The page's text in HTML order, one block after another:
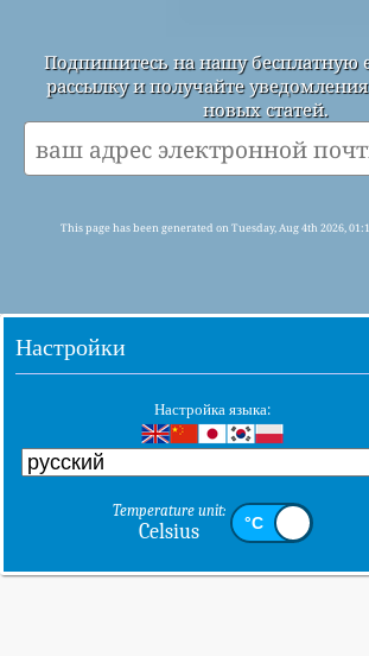
Подпишитесь на нашу бесплатную
рассылку и получайте
новых статей.
This page has been generated on Tuesday, Aug 4th 2026,
Настройки
Настройка языка:
Temperature unit:
Celsius